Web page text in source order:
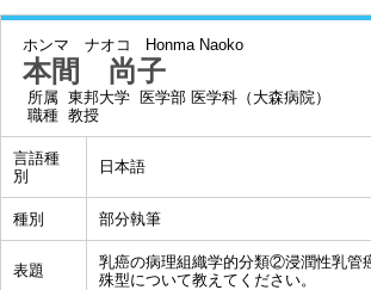
ホンマ ナオコ Honma Naoko
本間 尚子
所属 東邦大学 医学部 医学科（大森病院）
職種 教授
言語種
別
日本語
種別 部分執筆
表題
乳癌の病理組織学的分類②浸潤性乳管
殊型について教えてください。